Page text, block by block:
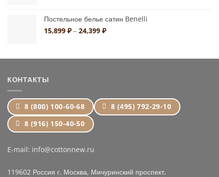
–
19,199 ₽
Постельное белье сатин Benelli
15,899 ₽ – 24,399 ₽Диапазон
–
КОНТАКТЫ
8 (800) 100-60-68
8 (495) 792-29-10
8 (916) 150-40-50
E-mail: info@cottonnew.ru
119602 Россия г. Москва, Мичуринский проспект,